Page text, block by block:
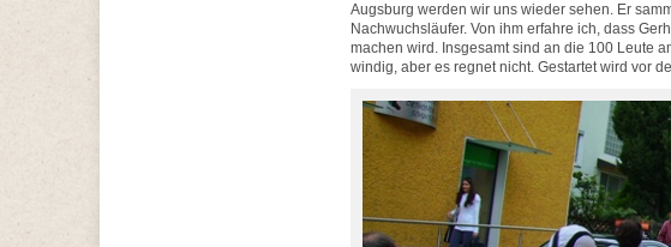
Augsburg werden wir uns wieder sehen. Er
Nachwuchsläufer. Von ihm erfahre ich, dass
machen wird. Insgesamt sind an die 100 Leute
windig, aber es regnet nicht. Gestartet wird vor